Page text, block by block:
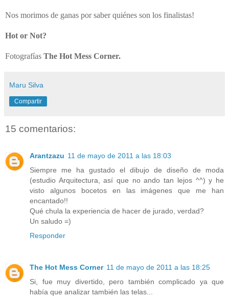
Nos morimos de ganas por saber quiénes son los finalistas!
Hot or Not?
Fotografías The Hot Mess Corner.
Maru Silva
Compartir
15 comentarios:
Arantzazu 11 de mayo de 2011 a las 18:03
Siempre me ha gustado el dibujo de diseño de moda
(estudio Arquitectura, así que no ando tan lejos ^^) y he
visto algunos bocetos en las imágenes que me han
encantado!!
Qué chula la experiencia de hacer de jurado, verdad?
Un saludo =)
Responder
The Hot Mess Corner 11 de mayo de 2011 a las 18:25
Si, fue muy divertido, pero también complicado ya que
había que analizar también las telas...